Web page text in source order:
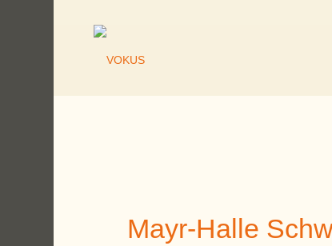
Mayr-Halle